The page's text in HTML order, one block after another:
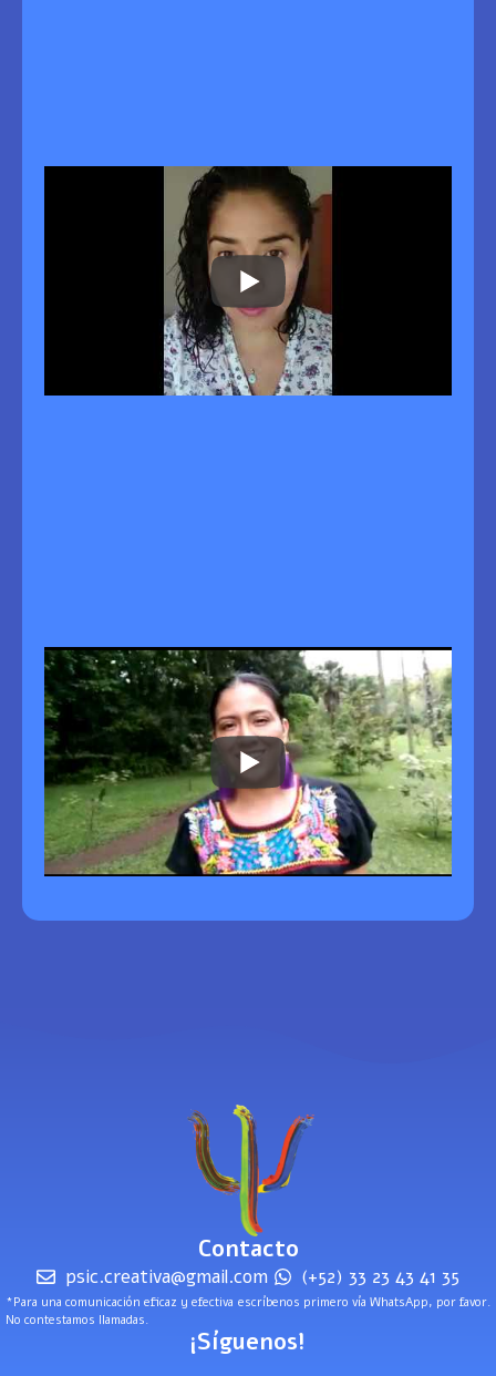
Contacto
psic.creativa@gmail.com (+52) 33 23 43 41 35
*Para una comunicación eficaz y efectiva escríbenos primero vía WhatsApp, por favor.
No contestamos llamadas.
¡Síguenos!